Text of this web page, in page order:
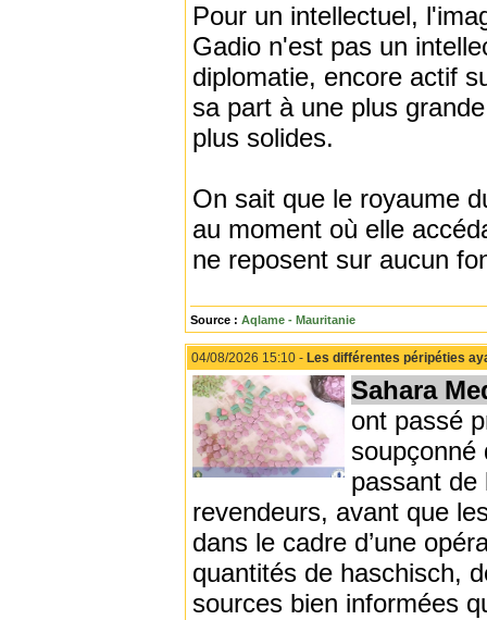
Pour un intellectuel,
Gadio n'est pas un
diplomatie, encore actif
sa part à une plus
plus solides.
On sait que le royaume
au moment où elle
ne reposent sur aucun
Source : Aqlame - Mauritanie
04/08/2026 15:10 - Les différentes péripéties
Sahara
ont passé
soupçonné
passant de
revendeurs, avant que
dans le cadre d’une
quantités de haschisch,
sources bien informées